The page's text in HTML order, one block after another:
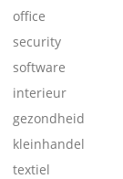
office
security
software
interieur
gezondheid
kleinhandel
textiel